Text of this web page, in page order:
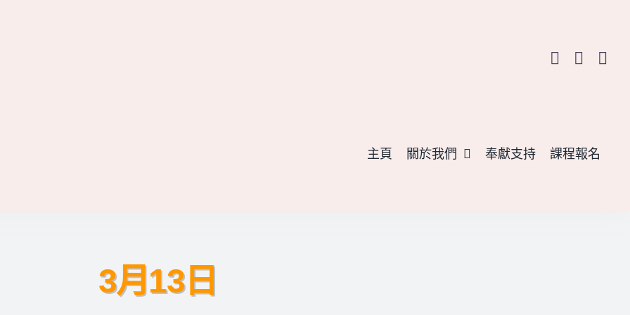
主頁 關於我們 奉獻支持 課程報名
3月13日